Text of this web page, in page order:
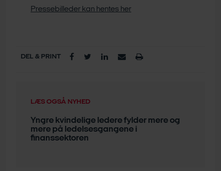
Pressebilleder kan hentes her
DEL & PRINT
LÆS OGSÅ NYHED
Yngre kvindelige ledere fylder mere og
mere på ledelsesgangene i
finanssektoren